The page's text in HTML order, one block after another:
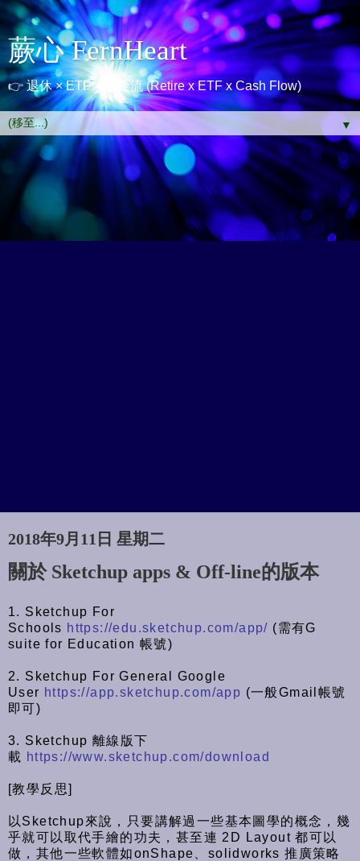
蕨心 FernHeart
👉 退休 × ETF × 現金流 (Retire x ETF x Cash Flow)
▼
2018年9月11日 星期二
關於 Sketchup apps & Off-line的版本
1. Sketchup For
Schools https://edu.sketchup.com/app/ (需有G
suite for Education 帳號)
2. Sketchup For General Google
User https://app.sketchup.com/app (一般Gmail帳號
即可)
3. Sketchup 離線版下
載 https://www.sketchup.com/download
[教學反思]
以Sketchup來說，只要講解過一些基本圖學的概念，幾
乎就可以取代手繪的功夫，甚至連 2D Layout 都可以
做，其他一些軟體如onShape、solidworks 推廣策略